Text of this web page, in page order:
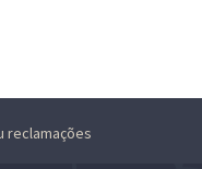
reclamações